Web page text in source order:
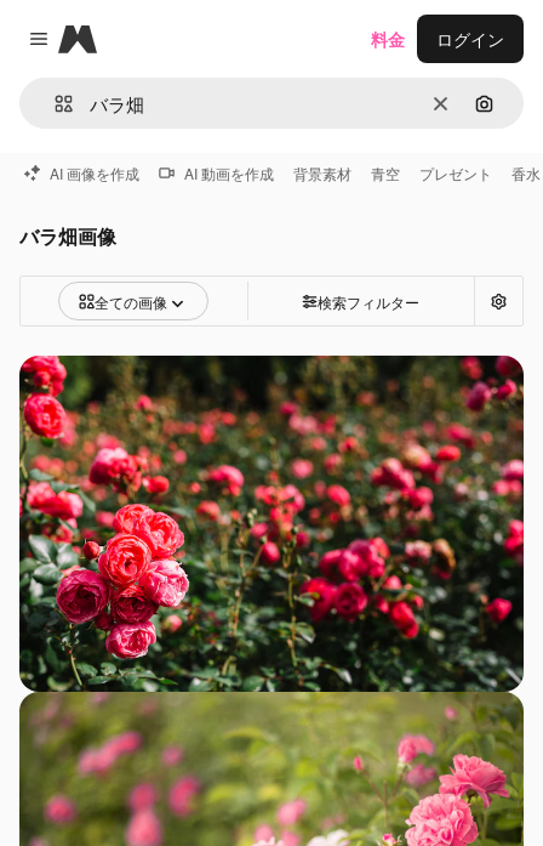
Close menu
Magnific
消去 画像で
料金 ログイン
AI 画像を作成 AI 動画を作成 背景素材 青空 プレゼント 香水
バラ畑画像
全ての画像 検索フィルター